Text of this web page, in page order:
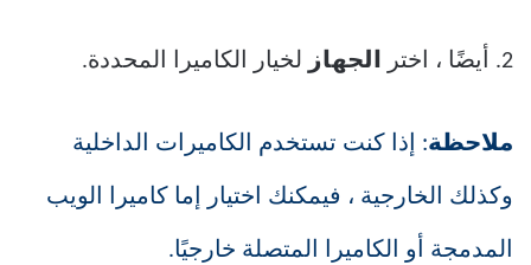
2. أيضًا ، اختر الجهاز لخيار الكاميرا المحددة.
ملاحظة: إذا كنت تستخدم الكاميرات الداخلية
وكذلك الخارجية ، فيمكنك اختيار إما كاميرا الويب
المدمجة أو الكاميرا المتصلة خارجيًا.